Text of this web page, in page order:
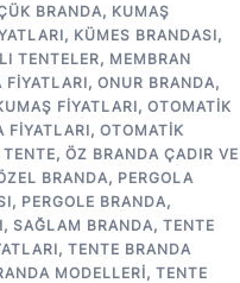
BRANDA, KUMAŞ
, KÜMES BRANDASI,
TENTELER, MEMBRAN
FIYATLARI, ONUR BRANDA,
FIYATLARI, OTOMATIK
FIYATLARI, OTOMATIK
, ÖZ BRANDA ÇADIR VE
BRANDA, PERGOLA
, PERGOLE BRANDA,
, SAĞLAM BRANDA, TENTE
, TENTE BRANDA
MODELLERI, TENTE